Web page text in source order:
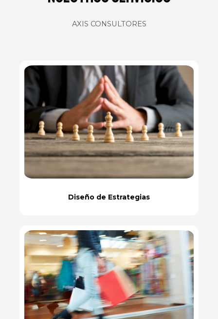
AXIS CONSULTORES
Diseño de Estrategias